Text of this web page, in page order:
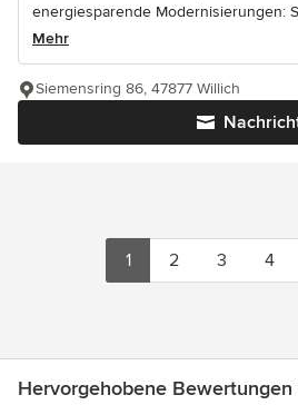
energiesparende Modernisierungen:
Mehr
Siemensring 86, 47877 Willich
1 2 3 4
Hervorgehobene